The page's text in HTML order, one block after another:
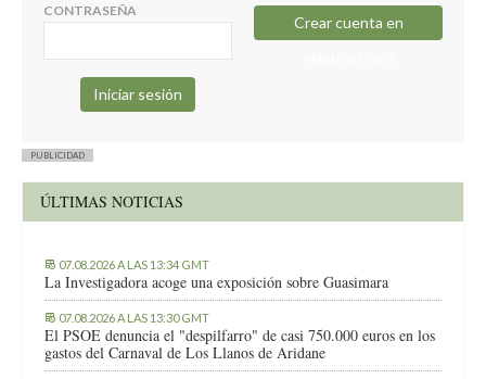
CONTRASEÑA
Crear cuenta en
PUBLICIDAD
ÚLTIMAS NOTICIAS
07.08.2026 A LAS 13:34 GMT
La Investigadora acoge una exposición sobre Guasimara
07.08.2026 A LAS 13:30 GMT
El PSOE denuncia el "despilfarro" de casi 750.000 euros en los
gastos del Carnaval de Los Llanos de Aridane